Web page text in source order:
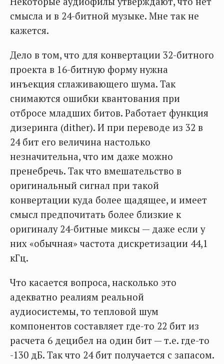
смысла и в 24-битной музыке. Мне так не
кажется.
Дело в том, что для конвертации 32-битного
проекта в 16-битную форму нужна
инъекция сглаживающего шума. Так
снимаются ошибки квантования при
отбросе младших битов. Работает функция
дизеринга (dither). И при переводе из 32 в
24 бит его величина настолько
незначительна, что им даже можно
пренебречь. Так что вмешательство в
оригинальный сигнал при такой
конвертации куда более щадящее, и имеет
смысл предпочитать более близкие к
оригиналу 24-битные миксы — даже если у
них «обычная» частота дискретизации 44,1
кГц.
Что касается вопроса, насколько это
адекватно реалиям реальной
аудиосистемы, то тепловой шум
компонентов составляет где-то 22 бит из
расчета 6 децибел на один бит — т.е. где-то
-130 дБ. Так что 24 бит получается с запасом.